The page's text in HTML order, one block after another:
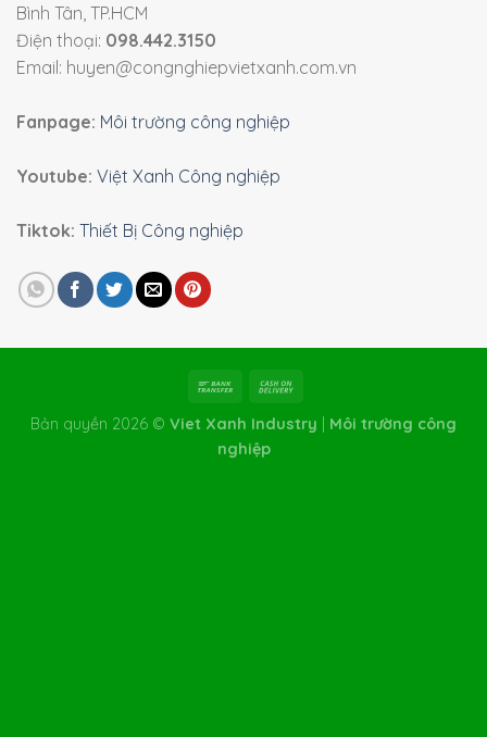
Bình Tân, TP.HCM
Điện thoại: 098.442.3150
Email: huyen@congnghiepvietxanh.com.vn
Fanpage: Môi trường công nghiệp
Youtube: Việt Xanh Công nghiệp
Tiktok: Thiết Bị Công nghiệp
Bản quyền 2026 © Viet Xanh Industry
Môi trường công
nghiệp